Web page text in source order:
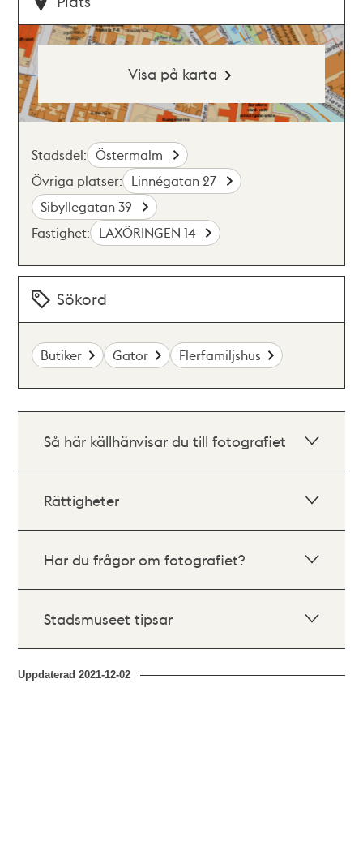
Visa på karta
Stadsdel: Östermalm
Övriga platser: Linnégatan 27
Sibyllegatan 39
Fastighet: LAXÖRINGEN 14
Sökord
Butiker Gator Flerfamiljshus
Så här källhänvisar du till fotografiet
Rättigheter
Har du frågor om fotografiet?
Stadsmuseet tipsar
Uppdaterad2021-12-02